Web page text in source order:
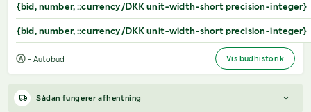
{bid, number, ::currency/DKK unit-width-short precision-integer}
{bid, number, ::currency/DKK unit-width-short precision-integer}
= Autobud Vis budhistorik
Sådan fungerer afhentning